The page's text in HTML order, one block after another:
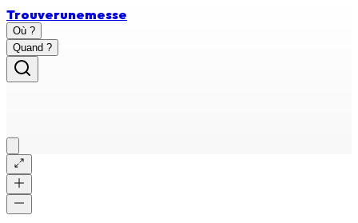
Trouverunemesse
Où ?
Quand ?